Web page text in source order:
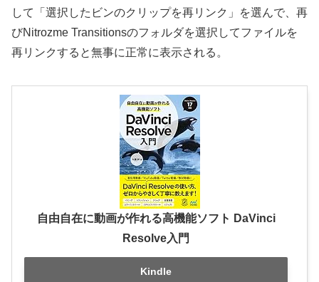
して「選択したビンのクリップを再リンク」を選んで、再
びNitrozme Transitionsのフォルダを選択してファイルを
再リンクすると無事に正常に表示される。
自由自在に動画が作れる高機能ソフト DaVinci
Resolve入門
Kindle